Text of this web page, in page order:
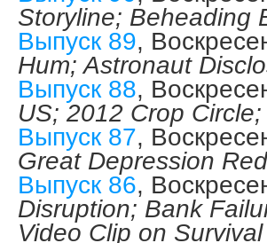
Storyline; Beheading
Выпуск 89,
Hum; Astronaut
Выпуск 88,
US; 2012 Crop
Выпуск 87,
Great Depression
Выпуск 86,
Disruption; Bank
Video Clip on